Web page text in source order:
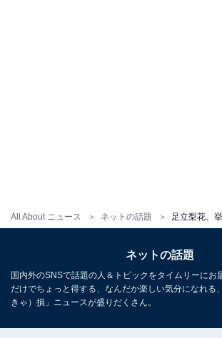
All About ニュース ネットの話題
ネットの話題
国内外のSNSで話題の人＆トピックをタイムリーにお
だけでちょっと得する、なんだか楽しい気分になれる
きゃ）損」ニュースが盛りだくさん。